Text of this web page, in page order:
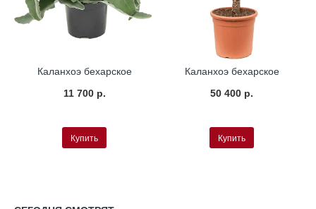
Каланхоэ бехарское
11 700 р.
Купить
Каланхоэ бехарское
50 400 р.
Купить